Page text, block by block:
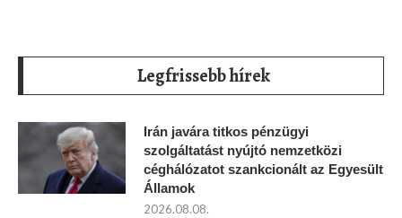
Legfrissebb hírek
Irán javára titkos pénzügyi
szolgáltatást nyújtó nemzetközi
céghálózatot szankcionált az Egyesült
Államok
2026.08.08.